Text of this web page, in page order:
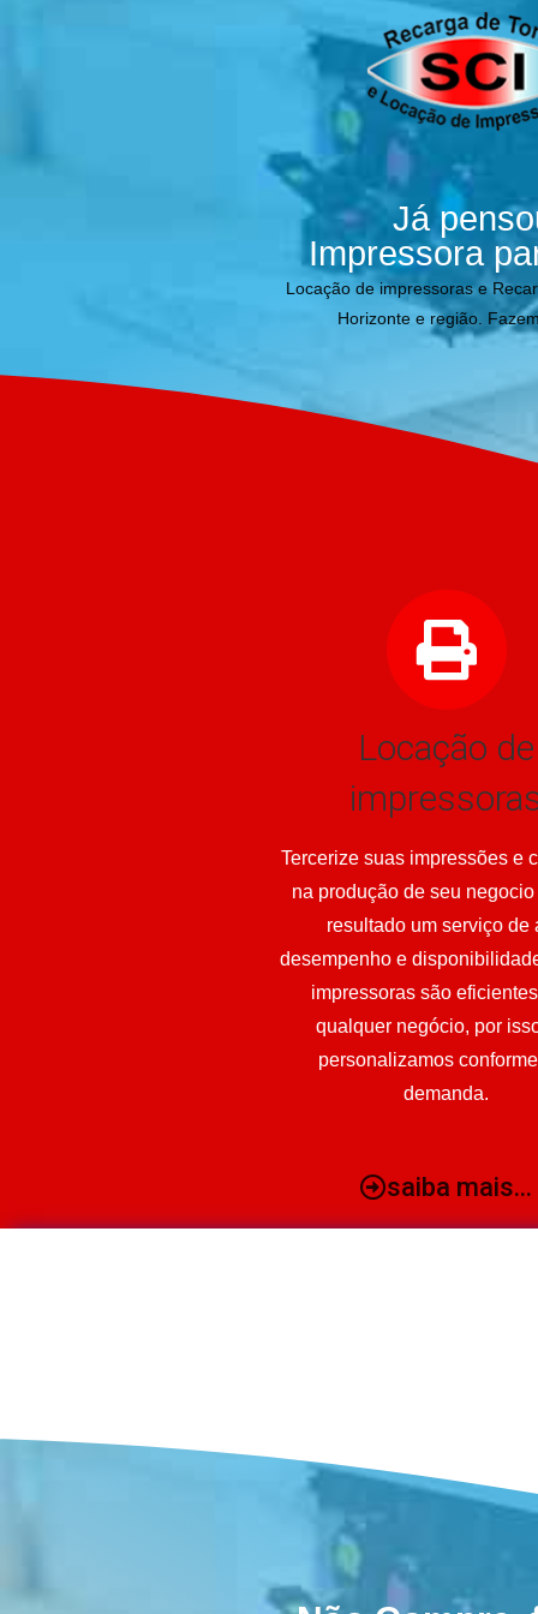
Já
Impressora
Locação de impressoras e
Horizonte e região.
Locação de
Tercerize suas impressões e
na produção de seu
resultado um serviço de
desempenho e
impressoras são
qualquer negócio, por
personalizamos
demanda.
saiba mais...